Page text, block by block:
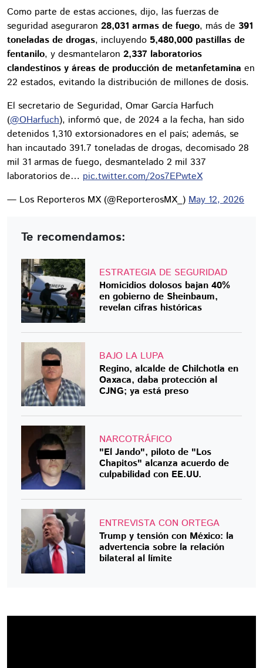
Como parte de estas acciones, dijo, las fuerzas de
seguridad aseguraron 28,031 armas de fuego, más de 391
toneladas de drogas, incluyendo 5,480,000 pastillas de
fentanilo, y desmantelaron 2,337 laboratorios
clandestinos y áreas de producción de metanfetamina en
22 estados, evitando la distribución de millones de dosis.
El secretario de Seguridad, Omar García Harfuch
(@OHarfuch), informó que, de 2024 a la fecha, han sido
detenidos 1,310 extorsionadores en el país; además, se
han incautado 391.7 toneladas de drogas, decomisado 28
mil 31 armas de fuego, desmantelado 2 mil 337
laboratorios de… pic.twitter.com/2os7EPwteX
— Los Reporteros MX (@ReporterosMX_) May 12, 2026
Te recomendamos:
ESTRATEGIA DE SEGURIDAD
Homicidios dolosos bajan 40%
en gobierno de Sheinbaum,
revelan cifras históricas
BAJO LA LUPA
Regino, alcalde de Chilchotla en
Oaxaca, daba protección al
CJNG; ya está preso
NARCOTRÁFICO
"El Jando", piloto de "Los
Chapitos" alcanza acuerdo de
culpabilidad con EE.UU.
ENTREVISTA CON ORTEGA
Trump y tensión con México: la
advertencia sobre la relación
bilateral al límite